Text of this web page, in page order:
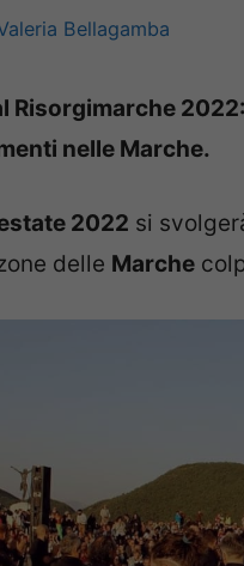
Bellagamba
Risorgimarche
nelle Marche.
2022 si
delle Marche